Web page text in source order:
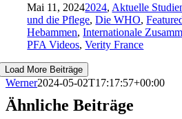
Mai 11, 20242024, Aktuelle
und die Pflege,Die WHO,
Hebammen,Internationale
PFA Videos,Verity France
Load More Beiträge
Werner2024-05-02T17:17:57+00:00
Ähnliche Beiträge